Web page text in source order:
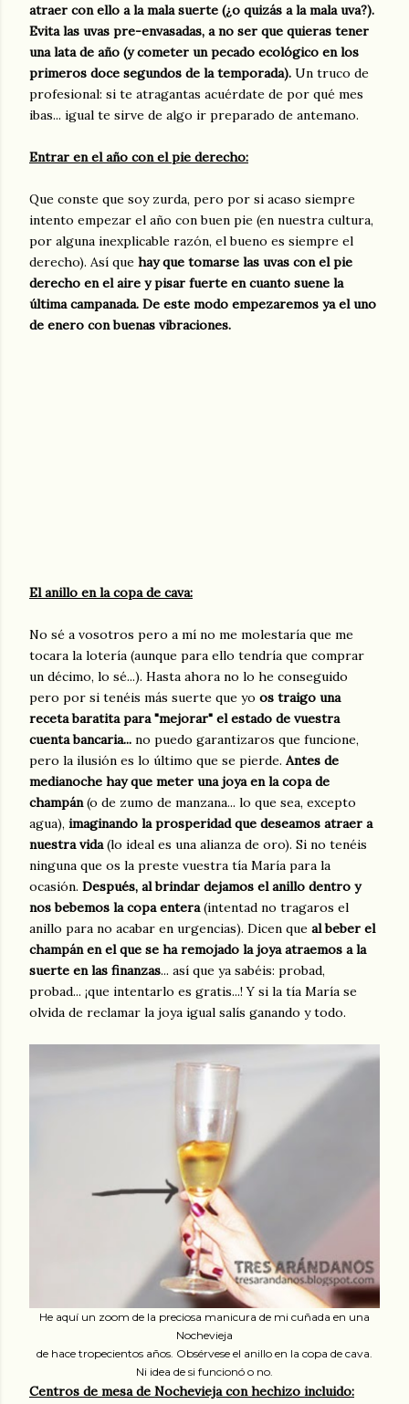
atraer con ello a la mala suerte (¿o quizás a la mala uva?).
Evita las uvas pre-envasadas, a no ser que quieras tener
una lata de año (y cometer un pecado ecológico en los
primeros doce segundos de la temporada). Un truco de
profesional: si te atragantas acuérdate de por qué mes
ibas... igual te sirve de algo ir preparado de antemano.
Entrar en el año con el pie derecho:
Que conste que soy zurda, pero por si acaso siempre
intento empezar el año con buen pie (en nuestra cultura,
por alguna inexplicable razón, el bueno es siempre el
derecho). Así que hay que tomarse las uvas con el pie
derecho en el aire y pisar fuerte en cuanto suene la
última campanada. De este modo empezaremos ya el uno
de enero con buenas vibraciones.
El anillo en la copa de cava:
No sé a vosotros pero a mí no me molestaría que me
tocara la lotería (aunque para ello tendría que comprar
un décimo, lo sé...). Hasta ahora no lo he conseguido
pero por si tenéis más suerte que yo os traigo una
receta baratita para "mejorar" el estado de vuestra
cuenta bancaria... no puedo garantizaros que funcione,
pero la ilusión es lo último que se pierde. Antes de
medianoche hay que meter una joya en la copa de
champán (o de zumo de manzana... lo que sea, excepto
agua), imaginando la prosperidad que deseamos atraer a
nuestra vida (lo ideal es una alianza de oro). Si no tenéis
ninguna que os la preste vuestra tía María para la
ocasión. Después, al brindar dejamos el anillo dentro y
nos bebemos la copa entera (intentad no tragaros el
anillo para no acabar en urgencias). Dicen que al beber el
champán en el que se ha remojado la joya atraemos a la
suerte en las finanzas... así que ya sabéis: probad,
probad... ¡que intentarlo es gratis...! Y si la tía María se
olvida de reclamar la joya igual salís ganando y todo.
He aquí un zoom de la preciosa manicura de mi cuñada en una
Nochevieja
de hace tropecientos años. Obsérvese el anillo en la copa de cava.
Ni idea de si funcionó o no.
Centros de mesa de Nochevieja con hechizo incluido: